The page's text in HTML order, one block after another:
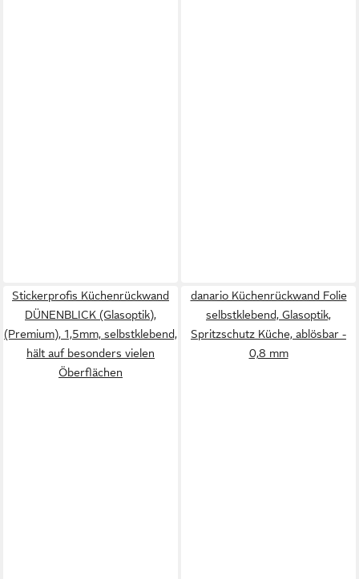
Stickerprofis Küchenrückwand
DÜNENBLICK (Glasoptik),
(Premium), 1,5mm, selbstklebend,
hält auf besonders vielen
Öberflächen
danario Küchenrückwand Folie
selbstklebend, Glasoptik,
Spritzschutz Küche, ablösbar -
0,8 mm